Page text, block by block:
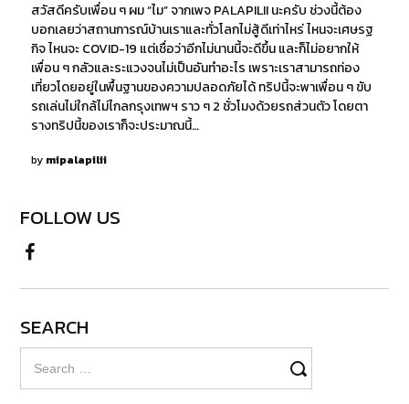
สวัสดีครับเพื่อน ๆ ผม “ไม” จากเพจ PALAPILII นะครับ ช่วงนี้ต้อง
บอกเลยว่าสถานการณ์บ้านเราและทั่วโลกไม่สู้ดีเท่าไหร่ ไหนจะเศษรฐ
กิจ ไหนจะ COVID-19 แต่เชื่อว่าอีกไม่นานนี้จะดีขึ้น และก็ไม่อยากให้
เพื่อน ๆ กลัวและระแวงจนไม่เป็นอันทำอะไร เพราะเราสามารถท่อง
เที่ยวโดยอยู่ในพื้นฐานของความปลอดภัยได้ ทริปนี้จะพาเพื่อน ๆ ขับ
รถเล่นไม่ใกล้ไม่ไกลกรุงเทพฯ ราว ๆ 2 ชั่วโมงด้วยรถส่วนตัว โดยตา
รางทริปนี้ของเราก็จะประมาณนี้…
by mipalapilii
FOLLOW US
SEARCH
for: